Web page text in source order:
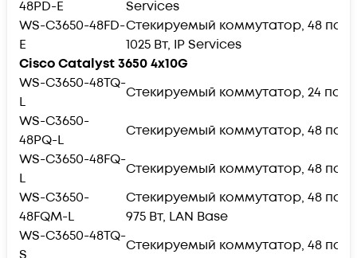
48PD-E
Services
WS-C3650-48FD-
E
Стекируемый коммутатор, 48
1025 Вт, IP Services
Cisco Catalyst 3650 4x10G
WS-C3650-48TQ-
L
Стекируемый коммутатор, 24 порта
WS-C3650-
48PQ-L
Стекируемый коммутатор, 48
WS-C3650-48FQ-
L
Стекируемый коммутатор, 48
WS-C3650-
48FQM-L
Стекируемый коммутатор, 48
975 Вт, LAN Base
WS-C3650-48TQ-
Стекируемый коммутатор, 48